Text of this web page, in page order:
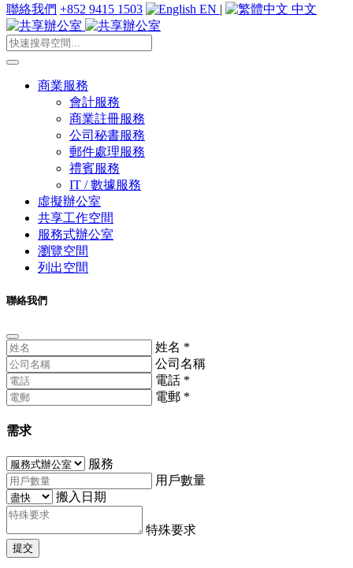
聯絡我們 +852 9415 1503 EN | 中文
商業服務
會計服務
商業註冊服務
公司秘書服務
郵件處理服務
禮賓服務
IT / 數據服務
虛擬辦公室
共享工作空間
服務式辦公室
瀏覽空間
列出空間
聯絡我們
姓名 *
公司名稱
電話 *
電郵 *
需求
服務
用戶數量
搬入日期
特殊要求
提交